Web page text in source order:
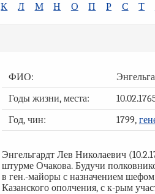
К Л М Н О П Р С Т
ФИО:
Годы жизни, места:
Год, чин:
1799,
Энгельгардт Лев Николаевич
штурме Очакова. Будучи
в ген.-майоры с назначением шефом
Казанского ополчения, с к-рым